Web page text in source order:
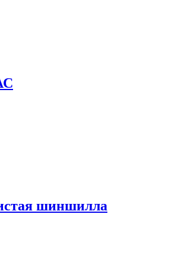
шиншилла